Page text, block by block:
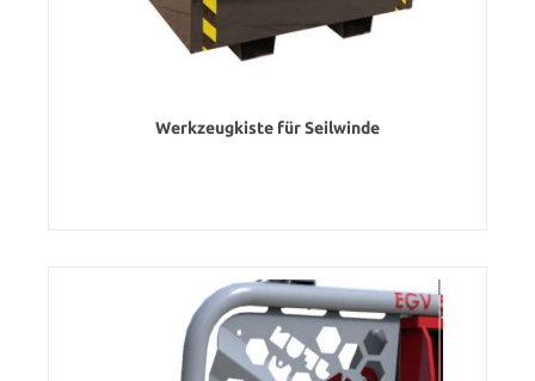
Werkzeugkiste für Seilwinde